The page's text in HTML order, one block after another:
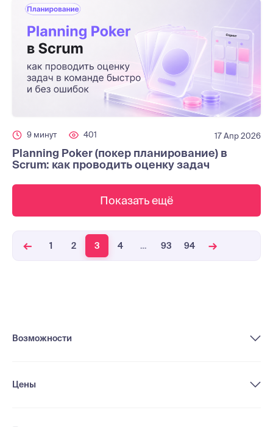
9 минут 401 17 Апр 2026
Planning Poker (покер планирование) в
Scrum: как проводить оценку задач
Показать ещё
1 2 3 4 … 93 94
Возможности
Цены